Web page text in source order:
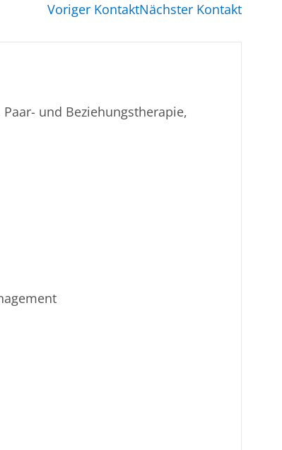
Voriger KontaktNächster Kontakt
und Beziehungstherapie,